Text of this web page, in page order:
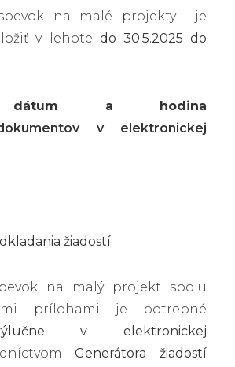
na malé projekty je
v lehote do 30.5.2025 do
dátum a hodina
v elektronickej
žiadostí
na malý projekt spolu
prílohami je potrebné
v elektronickej
Generátora žiadostí